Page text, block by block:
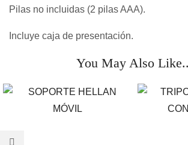
Pilas no incluidas (2 pilas AAA).
Incluye caja de presentación.
You May Also